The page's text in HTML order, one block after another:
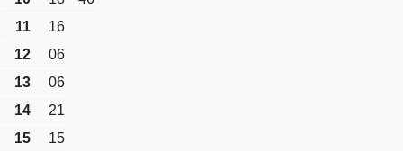
11
16
12
06
13
06
14
21
15
15